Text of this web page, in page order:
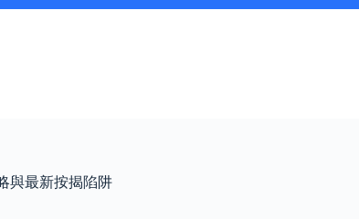
與最新按揭陷阱